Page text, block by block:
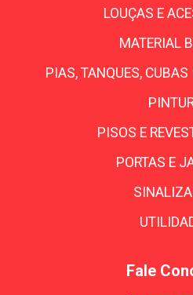
LOUÇAS E
MATERIAL
PIAS, TANQUES,
PISOS E
PORTAS E
Fale